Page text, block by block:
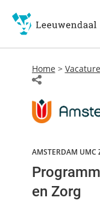
Home >
AMSTERDAM UMC
en Zorg